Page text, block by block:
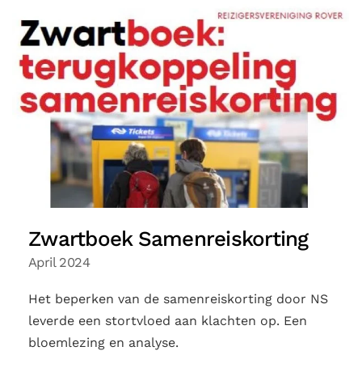
Zwartboek Samenreiskorting
April 2024
Het beperken van de samenreiskorting door NS
leverde een stortvloed aan klachten op. Een
bloemlezing en analyse.